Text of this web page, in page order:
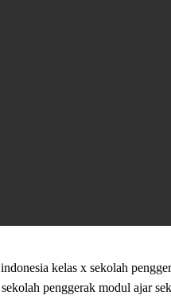
kelas x sekolah
penggerak modul ajar